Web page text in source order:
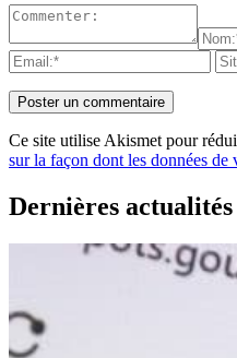
Ce site utilise Akismet pour
sur la façon dont les données de
Dernières actualités